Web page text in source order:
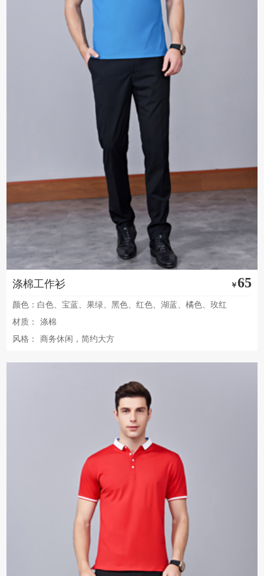
涤棉工作衫 ￥65
颜色：白色、宝蓝、果绿、黑色、红色、湖蓝、橘色、玫红
材质：
涤棉
风格：
商务休闲，简约大方